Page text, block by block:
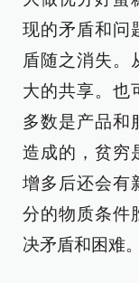
现的矛盾和问
盾随之消失。
大的共享。也
多数是产品和
造成的，贫穷
增多后还会有
分的物质条件
决矛盾和困难。